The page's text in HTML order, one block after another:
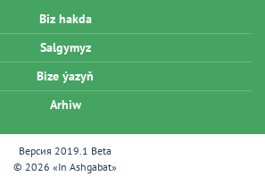
Biz hakda
Salgymyz
Bize ýazyň
Arhiw
Версия 2019.1 Beta
© 2026 «In Ashgabat»